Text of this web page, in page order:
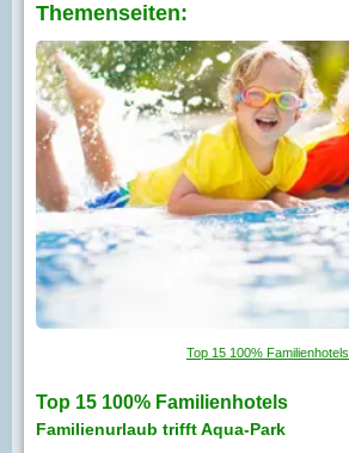
Themenseiten:
Top 15 100% Familienhotels
Top 15 100% Familienhotels
Familienurlaub trifft Aqua-Park